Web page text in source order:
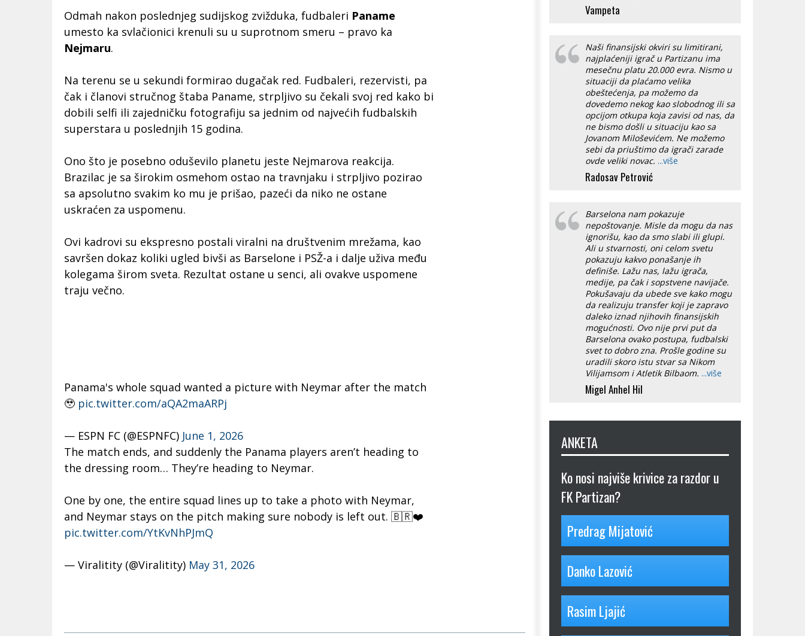
Odmah nakon poslednjeg sudijskog zvižduka, fudbaleri Paname
umesto ka svlačionici krenuli su u suprotnom smeru – pravo ka
Nejmaru.
Na terenu se u sekundi formirao dugačak red. Fudbaleri, rezervisti, pa
čak i članovi stručnog štaba Paname, strpljivo su čekali svoj red kako bi
dobili selfi ili zajedničku fotografiju sa jednim od najvećih fudbalskih
superstara u poslednjih 15 godina.
Ono što je posebno oduševilo planetu jeste Nejmarova reakcija.
Brazilac je sa širokim osmehom ostao na travnjaku i strpljivo pozirao
sa apsolutno svakim ko mu je prišao, pazeći da niko ne ostane
uskraćen za uspomenu.
Ovi kadrovi su ekspresno postali viralni na društvenim mrežama, kao
savršen dokaz koliki ugled bivši as Barselone i PSŽ-a i dalje uživa među
kolegama širom sveta. Rezultat ostane u senci, ali ovakve uspomene
traju večno.
Panama's whole squad wanted a picture with Neymar after the match
🥹 pic.twitter.com/aQA2maARPj
— ESPN FC (@ESPNFC) June 1, 2026
The match ends, and suddenly the Panama players aren’t heading to
the dressing room… They’re heading to Neymar.
One by one, the entire squad lines up to take a photo with Neymar,
and Neymar stays on the pitch making sure nobody is left out. 🇧🇷❤️
pic.twitter.com/YtKvNhPJmQ
— Viralitity (@Viralitity) May 31, 2026
Vampeta
Naši finansijski okviri su limitirani,
najplaćeniji igrač u Partizanu ima
mesečnu platu 20.000 evra. Nismo u
situaciji da plaćamo velika
obeštećenja, pa možemo da
dovedemo nekog kao slobodnog ili sa
opcijom otkupa koja zavisi od nas, da
ne bismo došli u situaciju kao sa
Jovanom Miloševićem. Ne možemo
sebi da priuštimo da igrači zarade
ovde veliki novac. ...više
Radosav Petrović
Barselona nam pokazuje
nepoštovanje. Misle da mogu da nas
ignorišu, kao da smo slabi ili glupi.
Ali u stvarnosti, oni celom svetu
pokazuju kakvo ponašanje ih
definiše. Lažu nas, lažu igrača,
medije, pa čak i sopstvene navijače.
Pokušavaju da ubede sve kako mogu
da realizuju transfer koji je zapravo
daleko iznad njihovih finansijskih
mogućnosti. Ovo nije prvi put da
Barselona ovako postupa, fudbalski
svet to dobro zna. Prošle godine su
uradili skoro istu stvar sa Nikom
Vilijamsom i Atletik Bilbaom. ...više
Migel Anhel Hil
ANKETA
Ko nosi najviše krivice za razdor u
FK Partizan?
Predrag Mijatović
Danko Lazović
Rasim Ljajić